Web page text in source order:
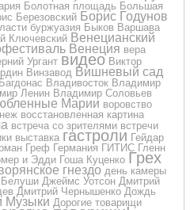
Болотная площадь Большая
Березовский Борис Годунов
буржуазия Быков Варшава
Ключевский Венецианский
Венеция вера
Ургант видео Виктор
Винзавод Вишневый сад
Владивосток Владимир
Ленин Владимир Соловьев
Марии воровство
восстановленная картина
встреча со зрителями встречи
выставка гастроли Гейдар
Греф Германия ГИТИС Гленн
и Эдди Гоша Куценко Грех
гнездо день камеры
Джеймс Уотсон Дмитрий
Дмитрий Чернышенко Дождь
Музыки Дорогие товарищи